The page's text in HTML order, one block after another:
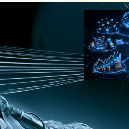
なぜ
になった
スの奥に
理